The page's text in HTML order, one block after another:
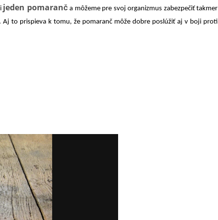
jeden pomaranča môžeme pre svoj organizmus zabezpečiť takmer
to prispieva k tomu, že pomaranč môže dobre poslúžiť aj v boji proti